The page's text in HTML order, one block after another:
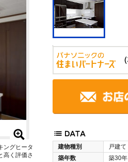
建物種別
戸建て
築年数
築30年
ングヒータ
高く評価さ